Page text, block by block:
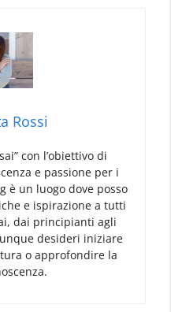
Rossi
con l’obiettivo di
e passione per i
è un luogo dove posso
e ispirazione a tutti
dai principianti agli
desideri iniziare
o approfondire la